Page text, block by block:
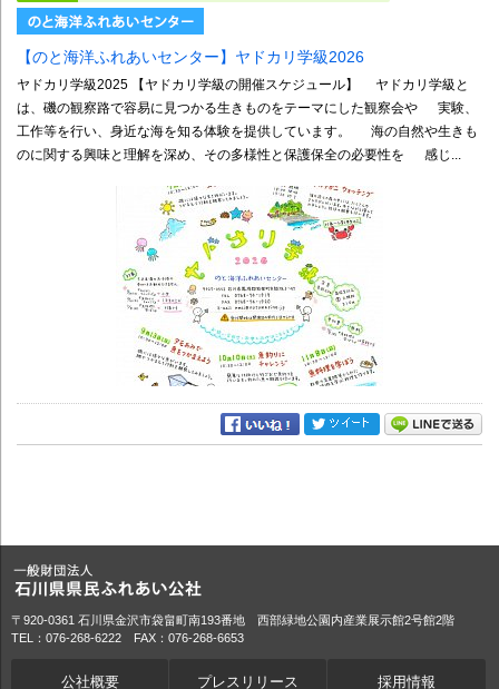
【のと海洋ふれあいセンター】ヤドカリ学級2026
ヤドカリ学級2025 【ヤドカリ学級の開催スケジュール】 ヤドカリ学級と
は、磯の観察路で容易に見つかる生きものをテーマにした観察会や 実験、
工作等を行い、身近な海を知る体験を提供しています。 海の自然や生きも
のに関する興味と理解を深め、その多様性と保護保全の必要性を 感じ...
〒920-0361 石川県金沢市袋畠町南193番地 西部緑地公園内産業展示館2号館2階
TEL：076-268-6222 FAX：076-268-6653
公社概要 プレスリリース 採用情報